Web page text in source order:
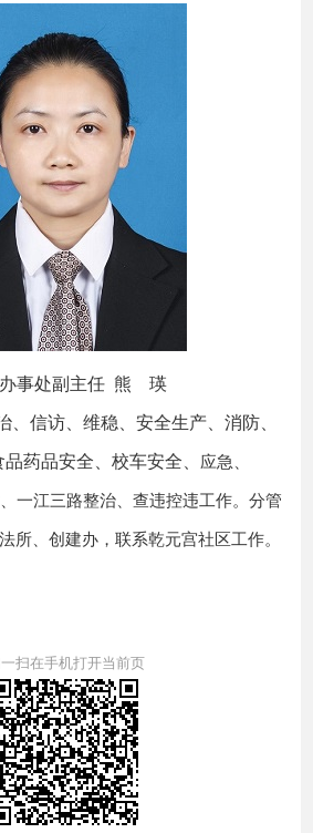
办事处副主任 熊 瑛
、信访、维稳、安全生产、消防、
药品安全、校车安全、
应急、
一江三路整治、查违控违工作。 分管
所、创建办， 联系乾元宫社区工作。
扫在手机打开当前页